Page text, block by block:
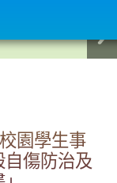
園學生事
自傷防治及